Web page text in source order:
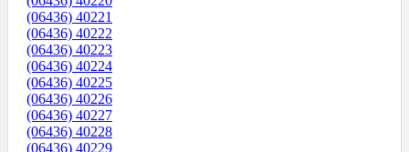
(06436) 40221
(06436) 40222
(06436) 40223
(06436) 40224
(06436) 40225
(06436) 40226
(06436) 40227
(06436) 40228
(06436) 40229